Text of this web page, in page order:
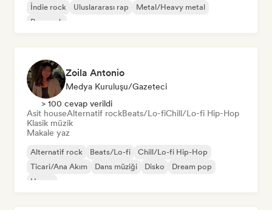
İndie rock
Uluslararası rap
Metal/Heavy metal
Pop rock
Zoila Antonio
Medya Kuruluşu/Gazeteci
> 100 cevap verildi
Asit houseAlternatif rockBeats/Lo-fiChill/Lo-fi Hip-Hop
Klasik müzik
Makale yaz
Alternatif rock Beats/Lo-fi
Chill/Lo-fi Hip-Hop
Ticari/Ana Akım
Dans müziği Disko
Dream pop
House